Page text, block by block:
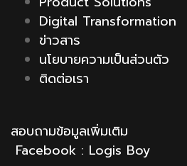
Digital Transformation
ข่าวสาร
นโยบายความเป็นส่วนตัว
ติดต่อเรา
สอบถามข้อมูลเพิ่มเติม
Facebook : Logis Boy